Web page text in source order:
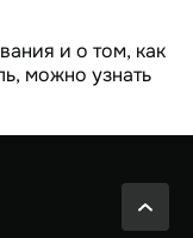
и о том, как
можно узнать